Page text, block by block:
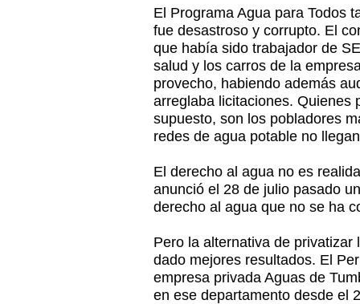
El Programa Agua para Todos
fue desastroso y corrupto. El
que había sido trabajador de
salud y los carros de la
provecho, habiendo además
arreglaba licitaciones. Quienes
supuesto, son los pobladores
redes de agua potable no
El derecho al agua no es
anunció el 28 de julio pasado
derecho al agua que no se ha
Pero la alternativa de
dado mejores resultados. El
empresa privada Aguas de
en ese departamento desde el